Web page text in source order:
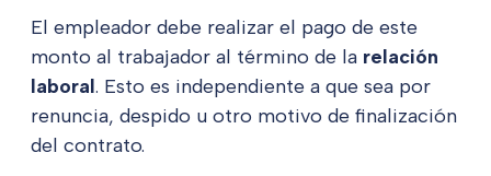
El empleador debe realizar el pago de este
monto al trabajador al término de la relación
laboral. Esto es independiente a que sea por
renuncia, despido u otro motivo de finalización
del contrato.